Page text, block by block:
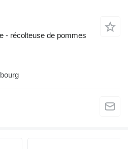
- récolteuse de pommes